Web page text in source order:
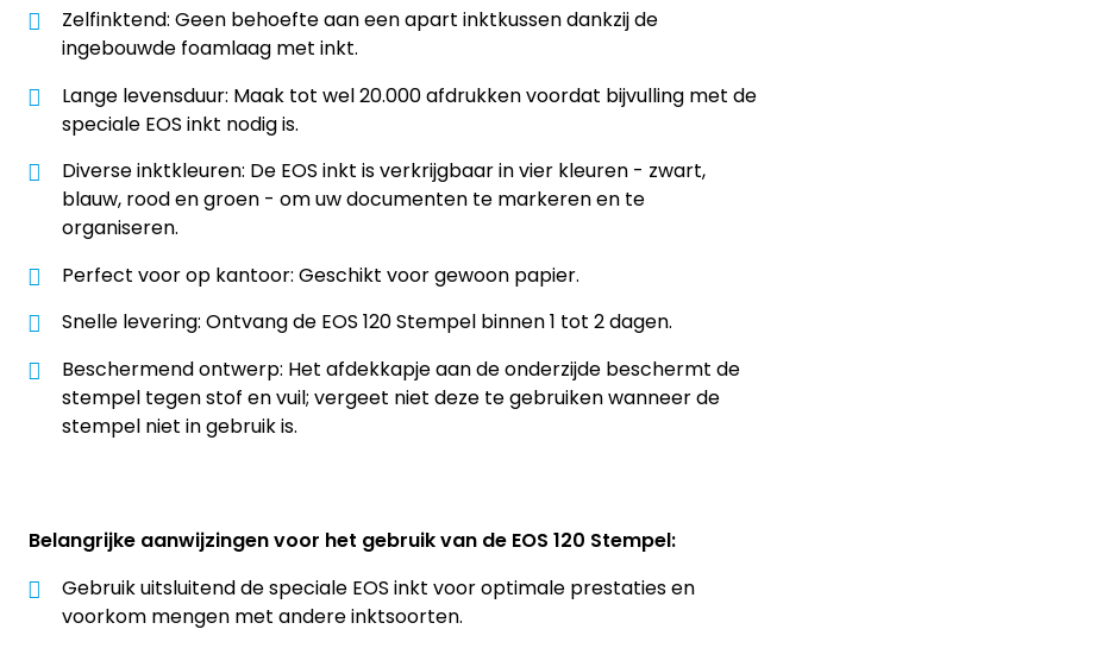
Zelfinktend: Geen behoefte aan een apart inktkussen dankzij de
ingebouwde foamlaag met inkt.
Lange levensduur: Maak tot wel 20.000 afdrukken voordat bijvulling met de
speciale EOS inkt nodig is.
Diverse inktkleuren: De EOS inkt is verkrijgbaar in vier kleuren - zwart,
blauw, rood en groen - om uw documenten te markeren en te
organiseren.
Perfect voor op kantoor: Geschikt voor gewoon papier.
Snelle levering: Ontvang de EOS 120 Stempel binnen 1 tot 2 dagen.
Beschermend ontwerp: Het afdekkapje aan de onderzijde beschermt de
stempel tegen stof en vuil; vergeet niet deze te gebruiken wanneer de
stempel niet in gebruik is.
Belangrijke aanwijzingen voor het gebruik van de EOS 120 Stempel:
Gebruik uitsluitend de speciale EOS inkt voor optimale prestaties en
voorkom mengen met andere inktsoorten.